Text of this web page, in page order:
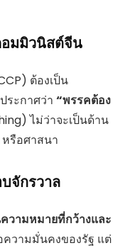
มมิวนิสต์จีน
ต้องเป็น
ระกาศว่า “พรรคต้อง
ไม่ว่าจะเป็นด้าน
รือศาสนา
จักรวาล
วามหมายที่กว้างและ
วามมั่นคงของรัฐ แต่